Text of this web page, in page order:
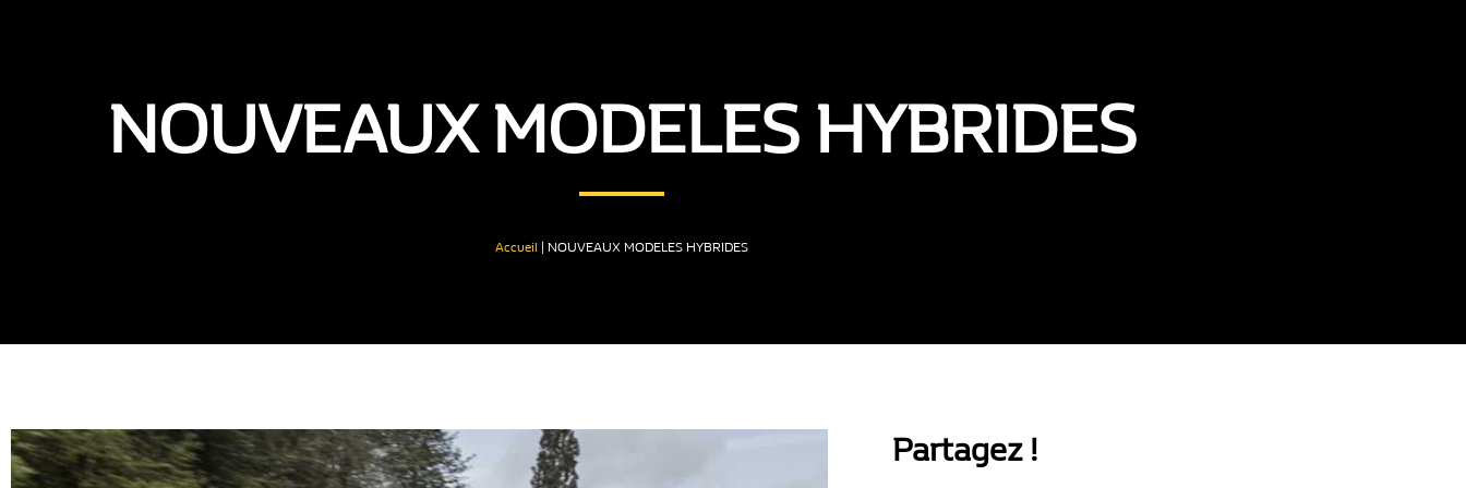
NOUVEAUX MODELES HYBRIDES
Accueil NOUVEAUX MODELES HYBRIDES
Partagez !